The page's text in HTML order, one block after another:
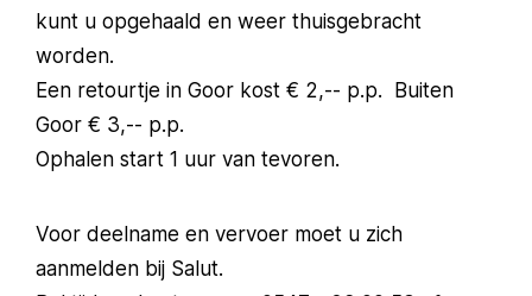
kunt u opgehaald en weer thuisgebracht
worden.
Een retourtje in Goor kost € 2,-- p.p. Buiten
Goor € 3,-- p.p.
Ophalen start 1 uur van tevoren.
Voor deelname en vervoer moet u zich
aanmelden bij Salut.